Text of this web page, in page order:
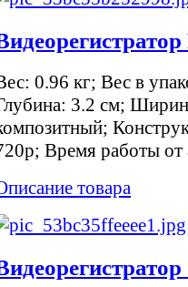
0.96 кг; Вес в
3.2 см;
Время работы
товара